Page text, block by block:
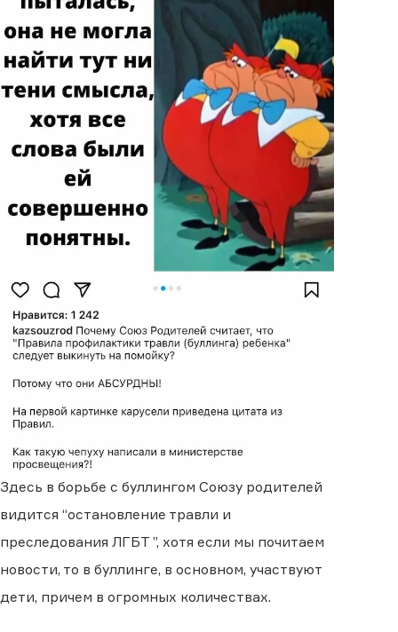
Здесь в борьбе с буллингом Союзу родителей
видится “остановление травли и
преследования ЛГБТ ”, хотя если мы почитаем
новости, то в буллинге, в основном, участвуют
дети, причем в огромных количествах.